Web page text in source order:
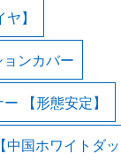
】
ンカバー
【形態安定】
国ホワイトダッ